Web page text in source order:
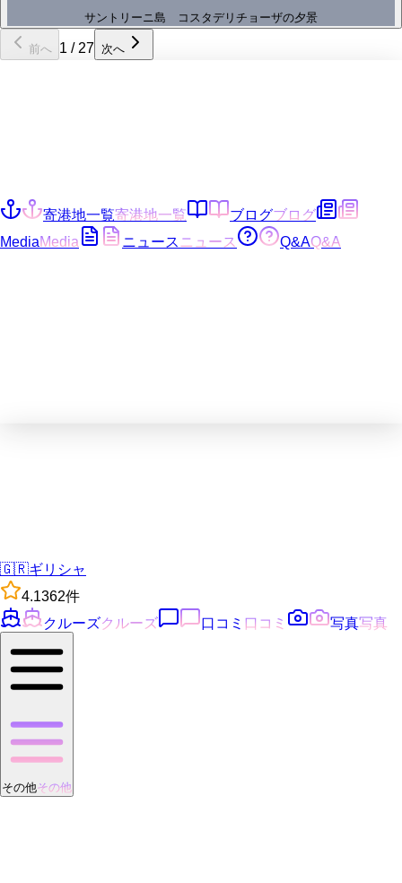
サントリーニ島 コスタデリチョーザの夕景
前へ 1 / 27 次へ
寄港地一覧寄港地一覧 ブログブログ
MediaMedia ニュース ニュース Q&AQ&A
🇬🇷ギリシャ
4.1362件
クルーズクルーズ 口コミ 口コミ 写真写真
その他その他